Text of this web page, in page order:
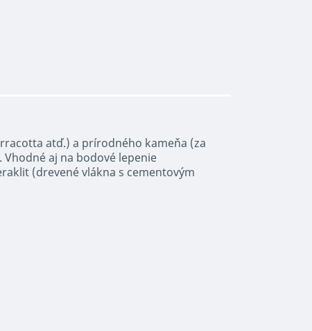
atď.) a prírodného kameňa (za
aj na bodové lepenie
(drevené vlákna s cementovým